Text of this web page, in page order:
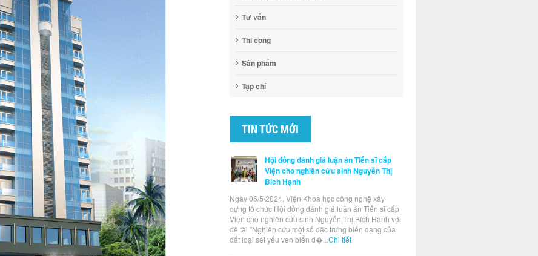
Tư vấn
Thi công
Sản phẩm
Tạp chí
TIN TỨC MỚI
Hội đồng đánh giá luận án Tiến sĩ cấp
Viện cho nghiên cứu sinh Nguyễn Thị
Bích Hạnh
Ngày 06/5/2024, Viện Khoa học công nghệ xây
dựng tổ chức Hội đồng đánh giá luận án Tiến sĩ cấp
Viện cho nghiên cứu sinh Nguyễn Thị Bích Hạnh với
đề tài "Nghiên cứu một số đặc trưng biến dạng của
đất loại sét yếu ven biển đ�...Chi tiết